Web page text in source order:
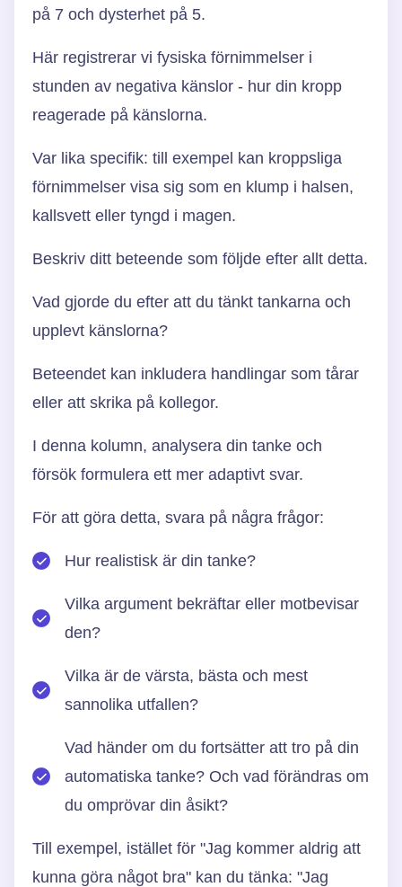
på 7 och dysterhet på 5.
Här registrerar vi fysiska förnimmelser i
stunden av negativa känslor - hur din kropp
reagerade på känslorna.
Var lika specifik: till exempel kan kroppsliga
förnimmelser visa sig som en klump i halsen,
kallsvett eller tyngd i magen.
Beskriv ditt beteende som följde efter allt detta.
Vad gjorde du efter att du tänkt tankarna och
upplevt känslorna?
Beteendet kan inkludera handlingar som tårar
eller att skrika på kollegor.
I denna kolumn, analysera din tanke och
försök formulera ett mer adaptivt svar.
För att göra detta, svara på några frågor:
Hur realistisk är din tanke?
Vilka argument bekräftar eller motbevisar
den?
Vilka är de värsta, bästa och mest
sannolika utfallen?
Vad händer om du fortsätter att tro på din
automatiska tanke? Och vad förändras om
du omprövar din åsikt?
Till exempel, istället för "Jag kommer aldrig att
kunna göra något bra" kan du tänka: "Jag